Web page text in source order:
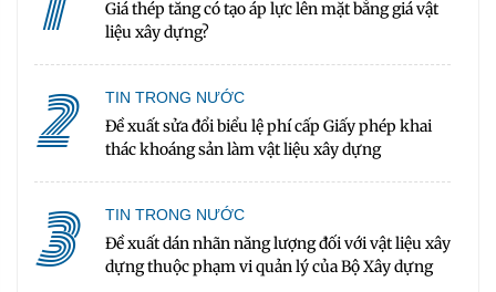
Giá thép tăng có tạo áp lực lên mặt bằng giá vật
liệu xây dựng?
2 TIN TRONG NƯỚC
Đề xuất sửa đổi biểu lệ phí cấp Giấy phép khai
thác khoáng sản làm vật liệu xây dựng
3 TIN TRONG NƯỚC
Đề xuất dán nhãn năng lượng đối với vật liệu xây
dựng thuộc phạm vi quản lý của Bộ Xây dựng